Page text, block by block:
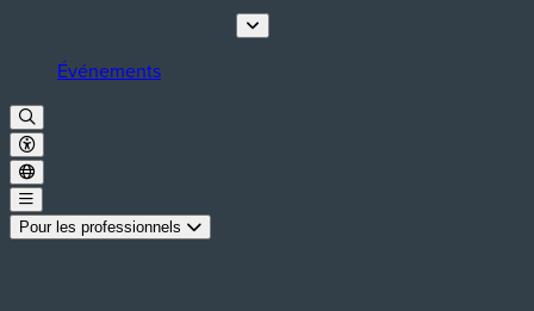
Événements
Pour les professionnels